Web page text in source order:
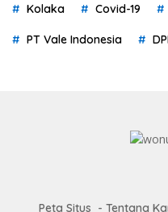
Kolaka Covid-19
PT Vale Indonesia
Peta Situs Tentang